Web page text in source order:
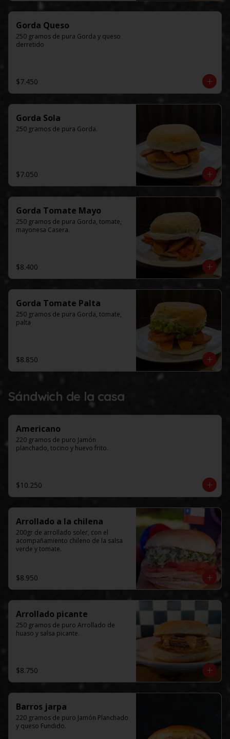
Gorda Queso
250 gramos de pura Gorda y queso
derretido
$7.450
Gorda Sola
250 gramos de pura Gorda.
$7.050
Gorda Tomate Mayo
250 gramos de pura Gorda, tomate,
mayonesa Casera.
$8.400
Gorda Tomate Palta
250 gramos de pura Gorda, tomate,
palta
$8.850
Sándwich de la casa
Americano
220 gramos de puro Jamón
planchado, tocino y huevo frito.
$10.250
Arrollado a la chilena
200gr de arrollado soler, con el
acompañamiento chileno de la salsa
verde y tomate.
$8.950
Arrollado picante
250 gramos de puro Arrollado de
huaso y salsa picante.
$8.750
Barros jarpa
220 gramos de puro Jamón Planchado
y queso Fundido.